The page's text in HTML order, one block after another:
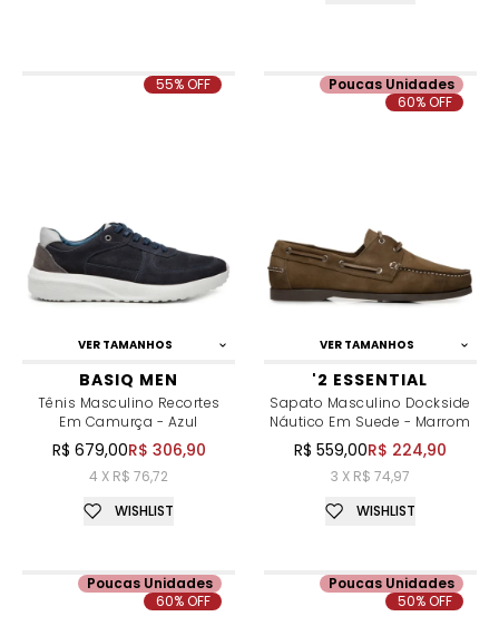
VER TAMANHOS
BASIQ MEN
Tênis Masculino Recortes
Em Camurça - Azul
R$ 679,00R$ 306,90
4 X R$ 76,72
55% OFF
WISHLIST
VER TAMANHOS
'2 ESSENTIAL
Sapato Masculino Dockside
Náutico Em Suede - Marrom
R$ 559,00R$ 224,90
3 X R$ 74,97
Poucas Unidades
60% OFF
WISHLIST
Poucas Unidades
60% OFF
Poucas Unidades
50% OFF